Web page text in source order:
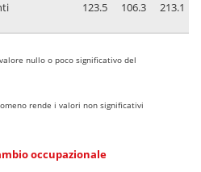
123.5 106.3 213.1
nullo o poco significativo del
rende i valori non significativi
occupazionale